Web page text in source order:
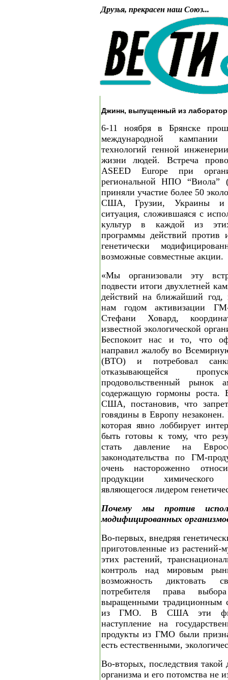
Друзья, прекрасен наш Союз...
Джинн, выпущенный из
6-11 ноября в Брянске
международной
технологий генной
жизни людей. Встреча
ASEED Europe при
региональной НПО “Виола”
приняли участие более 50
США, Грузии, Украины и
ситуация, сложившаяся с
культур в каждой из
программы действий против
генетически
возможные совместные акции.
«Мы организовали эту
подвести итоги двухлетней
действий на ближайший год,
нам годом активизации
Стефани Ховард,
известной экологической
Беспокоит нас и то, что
направил жалобу во
(ВТО) и потребовал
отказывающейся
продовольственный рынок
содержащую гормоны роста.
США, постановив, что
говядины в Европу
которая явно лоббирует
быть готовы к тому, что
стать давление на
законодательства по ГМ-
очень настороженно
продукции
являющегося лидером
Почему мы против
модифицированных
Во-первых, внедряя
приготовленные из растений-
этих растений,
контроль над мировым
возможность диктовать
потребителя права
выращенными традиционным
из ГМО. В США эти
наступление на
продукты из ГМО были
есть естественными,
Во-вторых, последствия такой
организма и его потомства не